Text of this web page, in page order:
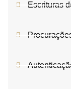
Escrituras